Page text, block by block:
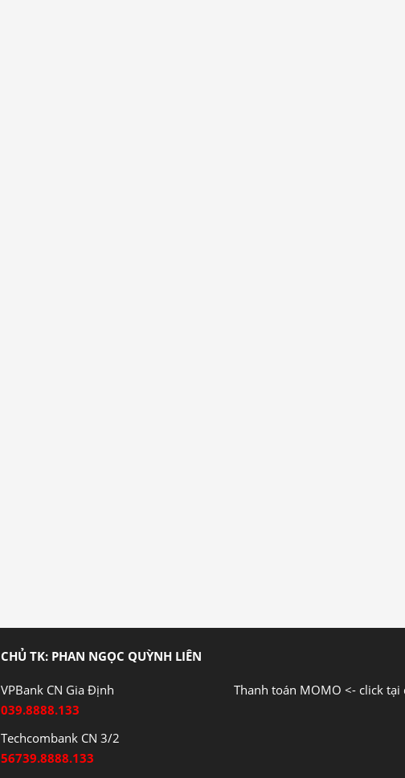
CHỦ TK: PHAN NGỌC QUỲNH LIÊN
VPBank CN Gia Định
039.8888.133
Techcombank CN 3/2
56739.8888.133
Thanh toán MOMO <- click tại